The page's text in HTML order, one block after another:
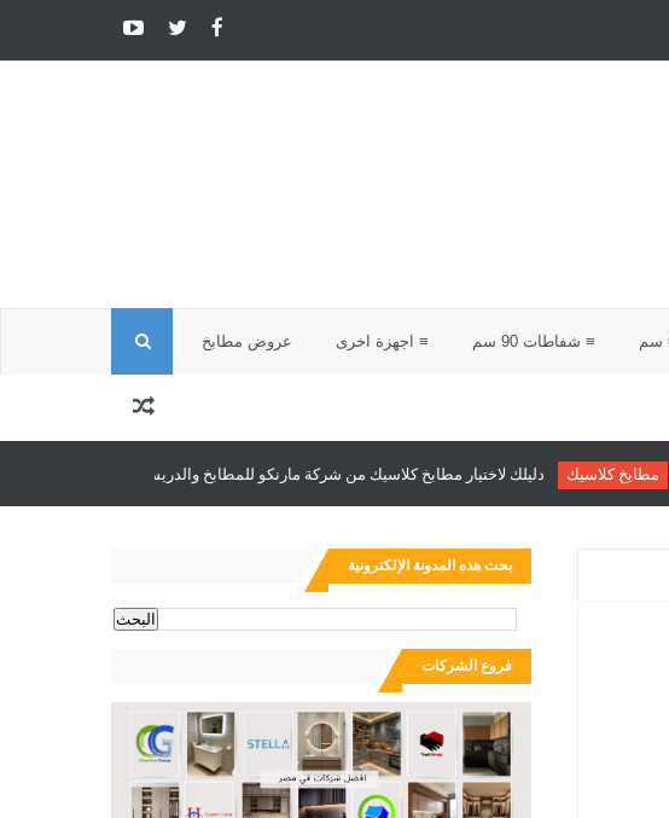
≡ شفاطات 90 سم ≡ اجهزة اخرى عروض مطابخ ا
ل
ث
دليلك لاختيار مطابخ كلاسيك من شركة مارنكو للمطابخ والدريسنج روم مطابخ كلاسيك
بحث هذه المدونة الإلكترونية
فروع الشركات